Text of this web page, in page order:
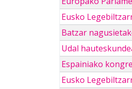
Eusko
Batzar
Udal
Espainiako
Eusko